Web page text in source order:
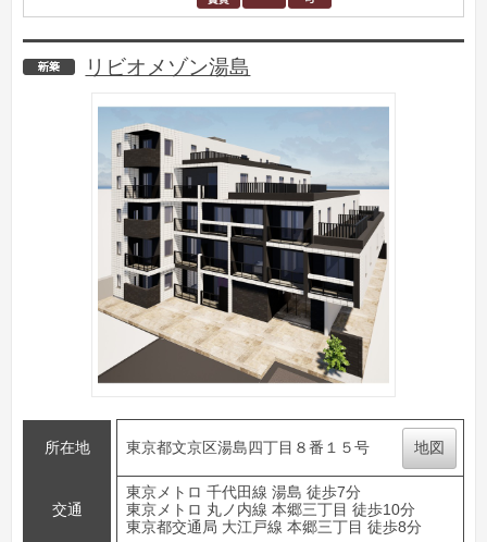
新築
リビオメゾン湯島
所在地 東京都文京区湯島四丁目８番１５号 地図
交通
東京メトロ 千代田線 湯島 徒歩7分
東京メトロ 丸ノ内線 本郷三丁目 徒歩10分
東京都交通局 大江戸線 本郷三丁目 徒歩8分